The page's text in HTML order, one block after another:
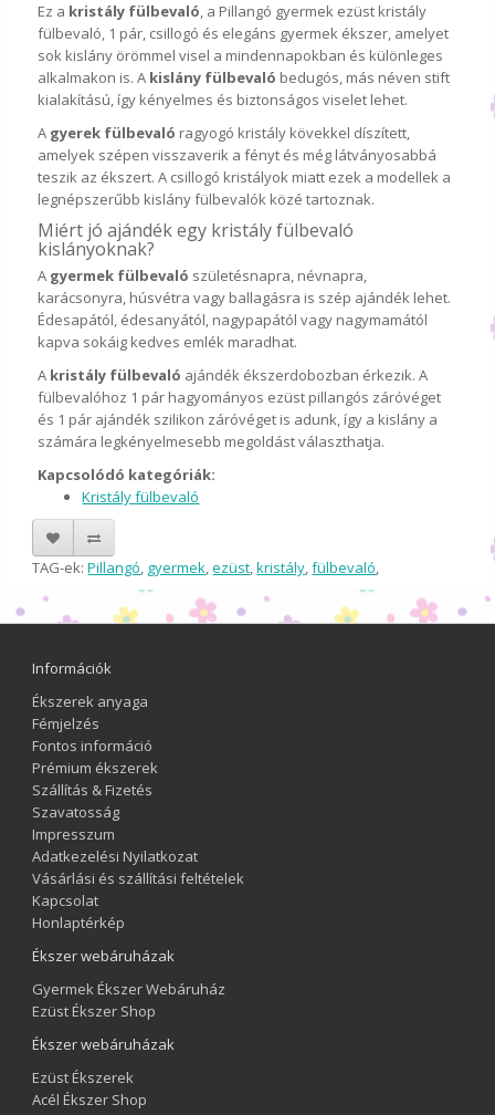
Ez a kristály fülbevaló, a Pillangó gyermek ezüst kristály
fülbevaló, 1 pár, csillogó és elegáns gyermek ékszer, amelyet
sok kislány örömmel visel a mindennapokban és különleges
alkalmakon is. A kislány fülbevaló bedugós, más néven stift
kialakítású, így kényelmes és biztonságos viselet lehet.
A gyerek fülbevaló ragyogó kristály kövekkel díszített,
amelyek szépen visszaverik a fényt és még látványosabbá
teszik az ékszert. A csillogó kristályok miatt ezek a modellek a
legnépszerűbb kislány fülbevalók közé tartoznak.
Miért jó ajándék egy kristály fülbevaló
kislányoknak?
A gyermek fülbevaló születésnapra, névnapra,
karácsonyra, húsvétra vagy ballagásra is szép ajándék lehet.
Édesapától, édesanyától, nagypapától vagy nagymamától
kapva sokáig kedves emlék maradhat.
A kristály fülbevaló ajándék ékszerdobozban érkezik. A
fülbevalóhoz 1 pár hagyományos ezüst pillangós záróvéget
és 1 pár ajándék szilikon záróvéget is adunk, így a kislány a
számára legkényelmesebb megoldást választhatja.
Kapcsolódó kategóriák:
Kristály fülbevaló
TAG-ek:Pillangó, gyermek,ezüst,kristály,fülbevaló,
Információk
Ékszerek anyaga
Fémjelzés
Fontos információ
Prémium ékszerek
Szállítás & Fizetés
Szavatosság
Impresszum
Adatkezelési Nyilatkozat
Vásárlási és szállítási feltételek
Kapcsolat
Honlaptérkép
Ékszer webáruházak
Gyermek Ékszer Webáruház
Ezüst Ékszer Shop
Ékszer webáruházak
Ezüst Ékszerek
Acél Ékszer Shop